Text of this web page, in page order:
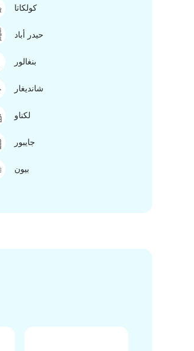
كولكاتا
حيدر أباد
بنغالور
شانديغار
لكناو
جايبور
بيون